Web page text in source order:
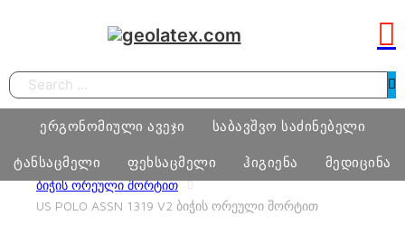
Search
ერგონომიული ავეჯი საბავშვო საძინებელი
ტანსაცმელი ფეხსაცმელი ჰიგიენა მედიცინა
HOME ᲢᲐᲜᲡᲐᲪᲛᲔᲚᲘ
US POLO ASSN BOY
ᲑᲘᲭᲘᲡ ᲝᲠᲔᲣᲚᲘ ᲨᲝᲠᲢᲘᲗ
US POLO ASSN 1319 V2 ᲑᲘᲭᲘᲡ ᲝᲠᲔᲣᲚᲘ ᲨᲝᲠᲢᲘᲗ